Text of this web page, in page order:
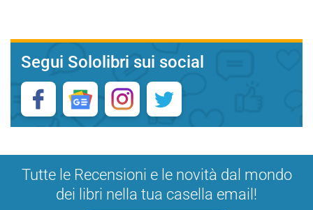
Segui Sololibri sui social
Tutte le Recensioni e le novità dal mondo
dei libri nella tua casella email!